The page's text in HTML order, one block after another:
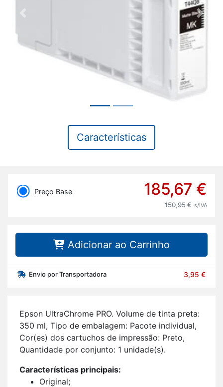
Next
Características
Preço Base 185,67 €
150,95 € s/IVA
Adicionar ao Carrinho
Envio por Transportadora 3,95 €
Epson Ul­tra­Ch­rome PRO. Vo­lume de tinta preta:
350 ml, Tipo de em­ba­lagem: Pa­cote in­di­vi­dual,
Cor(es) dos car­tu­chos de im­pressão: Preto,
Quan­ti­dade por con­junto: 1 uni­dade(s).
Ca­rac­te­rís­ticas prin­ci­pais:
Ori­ginal;